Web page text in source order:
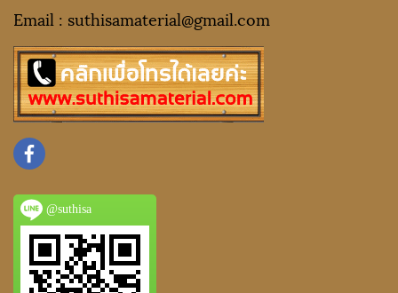
Email : suthisamaterial@gmail.com
@suthisa